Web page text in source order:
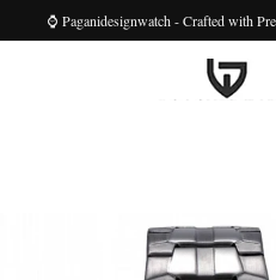
⌚ Paganidesignwatch - Crafted with